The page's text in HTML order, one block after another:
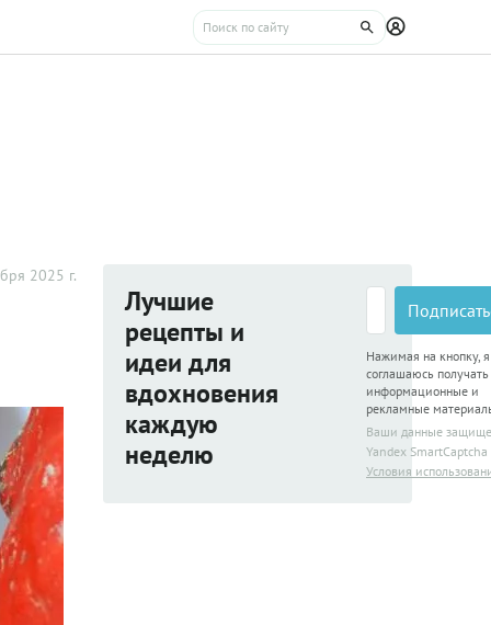
2025 г.
Лучшие
рецепты и
идеи для
вдохновения
каждую
неделю
Нажимая на кнопку, я
соглашаюсь получать
информационные и
рекламные
Ваши данные
Yandex SmartCaptcha
Условия